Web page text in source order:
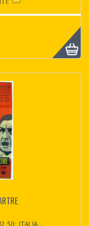
50; ITALIA...